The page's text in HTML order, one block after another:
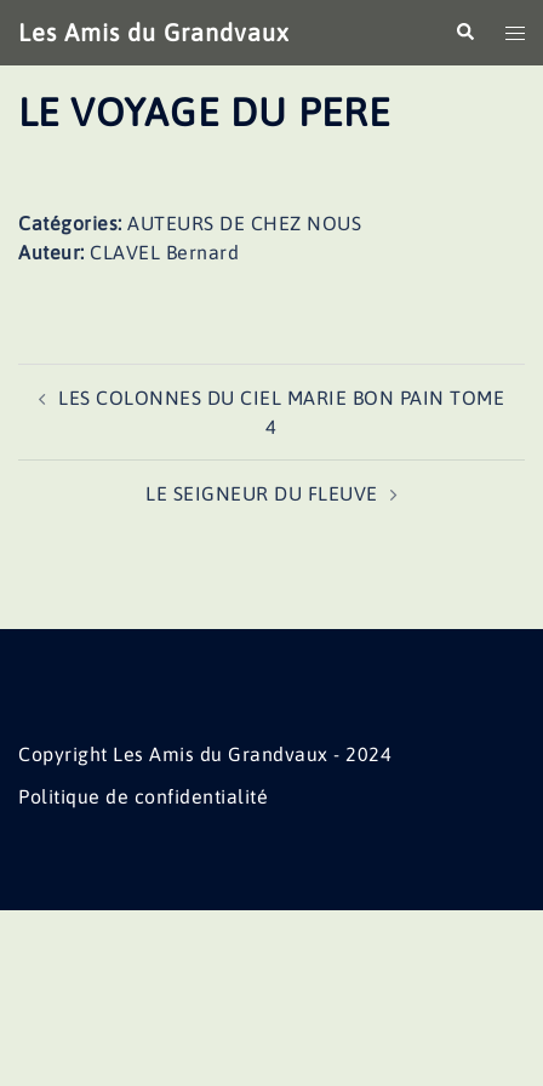
au
contenu
Les Amis du Grandvaux
le
LE VOYAGE DU PERE
Catégories: AUTEURS DE CHEZ NOUS
Auteur: CLAVEL Bernard
d’article
LES COLONNES DU CIEL MARIE BON PAIN TOME
4
LE SEIGNEUR DU FLEUVE
Copyright Les Amis du Grandvaux - 2024
Politique de confidentialité